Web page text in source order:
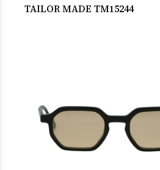
TAILOR MADE TM15244